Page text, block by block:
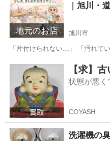
地元のお店
｜旭川・
旭川市
「片付けられない…」 「汚れ
北海道 便利屋
【求】
状態が悪く
COYASH
洗濯機の